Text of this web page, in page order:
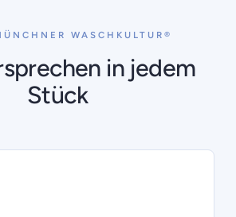
WASCHKULTUR®
in jedem
Stück